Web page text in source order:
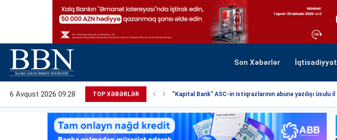
Son Xəbərlər İqtisadiyyat
6 Avqust 2026 09:28 TOP XƏBƏRLƏR “Kapital Bank” ASC-in istiqrazlarının abunə yazılışı üsulu